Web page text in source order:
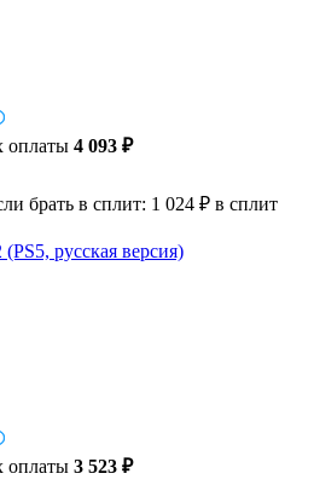
оплаты 4 093 ₽
брать в сплит: 1 024 ₽ в сплит
русская версия)
оплаты 3 523 ₽